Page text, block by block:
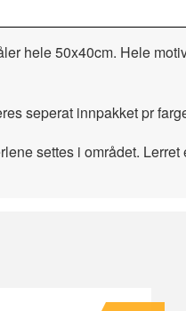
hele 50x40cm. Hele
seperat innpakket pr
settes i området.